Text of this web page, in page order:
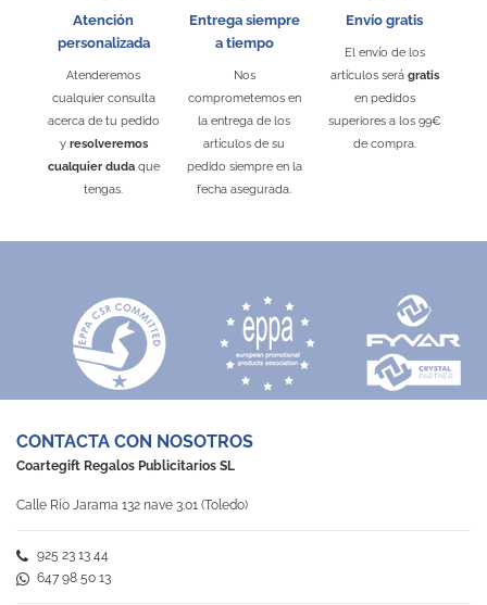
Atención
personalizada
Atenderemos
cualquier consulta
acerca de tu pedido
y resolveremos
cualquier dudaque
tengas.
Entrega siempre
a tiempo
Nos
comprometemos en
la entrega de los
artículos de su
pedido siempre en la
fecha asegurada.
Envío gratis
El envío de los
artículos será gratis
en pedidos
superiores a los 99€
de compra.
CONTACTA CON NOSOTROS
Coartegift Regalos Publicitarios SL
Calle Río Jarama 132 nave 3.01 (Toledo)
925 23 13 44
647 98 50 13